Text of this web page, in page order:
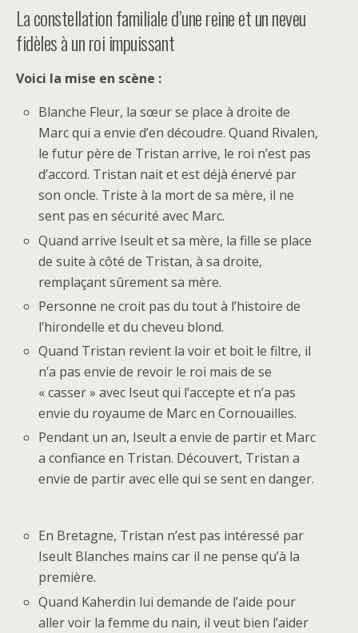
La constellation familiale d’une reine et un neveu
fidèles à un roi impuissant
Voici la mise en scène :
Blanche Fleur, la sœur se place à droite de
Marc qui a envie d’en découdre. Quand Rivalen,
le futur père de Tristan arrive, le roi n’est pas
d’accord. Tristan nait et est déjà énervé par
son oncle. Triste à la mort de sa mère, il ne
sent pas en sécurité avec Marc.
Quand arrive Iseult et sa mère, la fille se place
de suite à côté de Tristan, à sa droite,
remplaçant sûrement sa mère.
Personne ne croit pas du tout à l’histoire de
l’hirondelle et du cheveu blond.
Quand Tristan revient la voir et boit le filtre, il
n’a pas envie de revoir le roi mais de se
« casser » avec Iseut qui l’accepte et n’a pas
envie du royaume de Marc en Cornouailles.
Pendant un an, Iseult a envie de partir et Marc
a confiance en Tristan. Découvert, Tristan a
envie de partir avec elle qui se sent en danger.
En Bretagne, Tristan n’est pas intéressé par
Iseult Blanches mains car il ne pense qu’à la
première.
Quand Kaherdin lui demande de l’aide pour
aller voir la femme du nain, il veut bien l’aider